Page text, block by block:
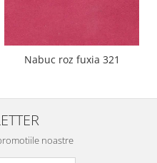
Nabuc roz fuxia 321
noastre